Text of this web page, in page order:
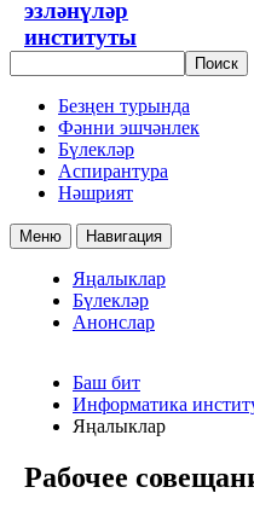
эзләнүләр
институты
Безңен турында
Фәнни эшчәнлек
Бүлекләр
Аспирантура
Нәшрият
Меню Навигация
Яңалыклар
Бүлекләр
Анонслар
Баш бит
Информатика
Яңалыклар
Рабочее